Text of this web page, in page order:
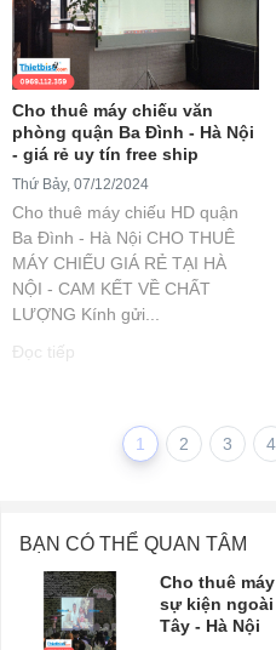
Cho thuê máy chiếu văn
phòng quận Ba Đình - Hà Nội
- giá rẻ uy tín free ship
Thứ Bảy, 07/12/2024
Cho thuê máy chiếu HD quận
Ba Đình - Hà Nội CHO THUÊ
MÁY CHIẾU GIÁ RẺ TẠI HÀ
NỘI - CAM KẾT VỀ CHẤT
LƯỢNG Kính gửi...
Đọc tiếp
1 2 3 4
BẠN CÓ THỂ QUAN TÂM
Cho thuê
sự kiện
Tây - Hà Nội